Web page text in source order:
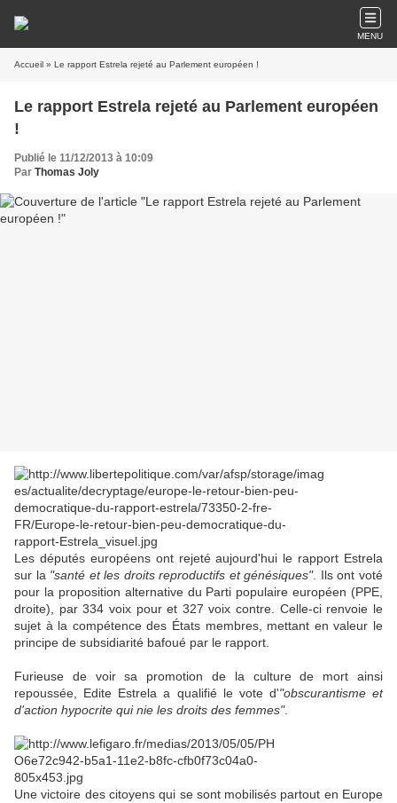
MENU
Accueil » Le rapport Estrela rejeté au Parlement européen !
Le rapport Estrela rejeté au Parlement européen
!
Publié le 11/12/2013 à 10:09
Par Thomas Joly
Les députés européens ont rejeté aujourd'hui le rapport Estrela
sur la "santé et les droits reproductifs et génésiques". Ils ont voté
pour la proposition alternative du Parti populaire européen (PPE,
droite), par 334 voix pour et 327 voix contre. Celle-ci renvoie le
sujet à la compétence des États membres, mettant en valeur le
principe de subsidiarité bafoué par le rapport.
Furieuse de voir sa promotion de la culture de mort ainsi
repoussée, Edite Estrela a qualifié le vote d'"obscurantisme et
d'action hypocrite qui nie les droits des femmes".
Une victoire des citoyens qui se sont mobilisés partout en Europe